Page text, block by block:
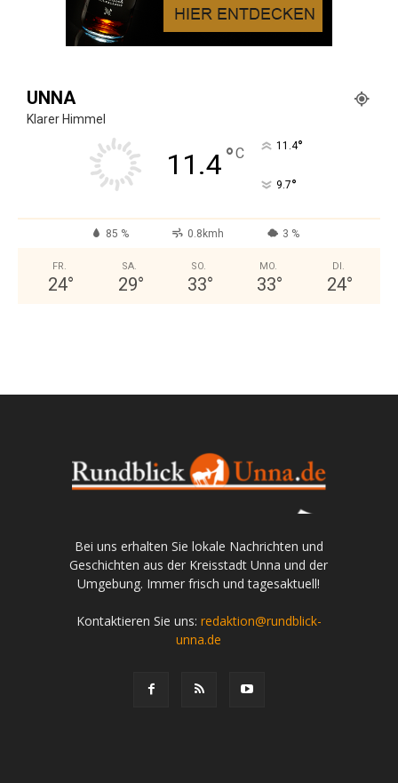
UNNA
Klarer Himmel
11.4°C 11.4°
9.7°
85 % 0.8kmh 3 %
FR.
24°
SA.
29°
SO.
33°
MO.
33°
DI.
24°
Bei uns erhalten Sie lokale Nachrichten und
Geschichten aus der Kreisstadt Unna und der
Umgebung. Immer frisch und tagesaktuell!
Kontaktieren Sie uns: redaktion@rundblick-
unna.de